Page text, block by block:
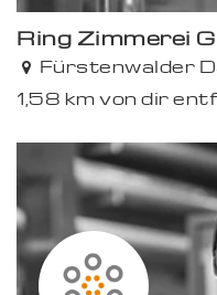
Ring Zimmerei
Fürstenwalder
1,58 km von dir